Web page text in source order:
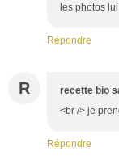
les photos
Répondre
R recette bio
<br /> je
Répondre